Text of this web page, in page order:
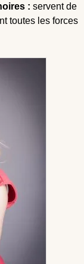
: servent de
toutes les forces